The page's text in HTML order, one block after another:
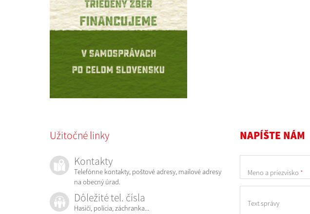
NAPÍŠTE NÁM
Meno a priezvisko *
Text správy
Užitočné linky
Kontakty
Telefónne kontakty, poštové adresy, mailové adresy
na obecný úrad.
Dôležité tel. čísla
Hasiči, polícia, záchranka...